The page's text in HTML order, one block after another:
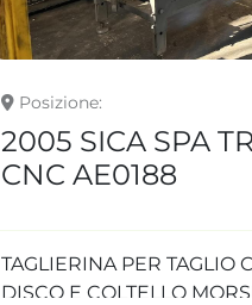
Posizione
2005 SICA SPA
CNC AE0188
TAGLIERINA PER TAGLIO
DISCO E COLTELLO